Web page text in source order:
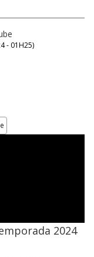
- 01H25)
2024